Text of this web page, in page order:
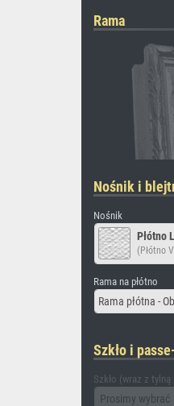
Rama
Nośnik i
Nośnik
Płótno
(Płótno
Rama na płótno
Rama płótna -
Szkło i
Szkło (wraz z tylną
Prosimy wybrać